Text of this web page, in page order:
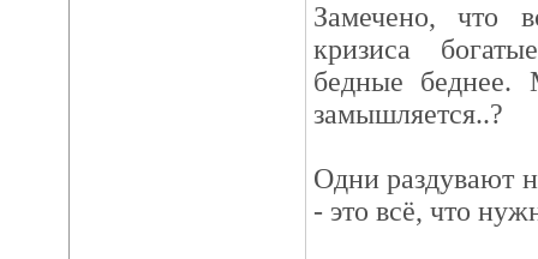
Замечено, что
кризиса
бедные беднее.
замышляется..?
Одни раздувают
- это всë, что